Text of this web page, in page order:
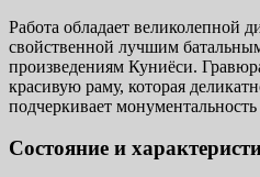
Работа обладает великолепной
свойственной лучшим
произведениям Куниёси.
красивую раму, которая
подчеркивает
Состояние и